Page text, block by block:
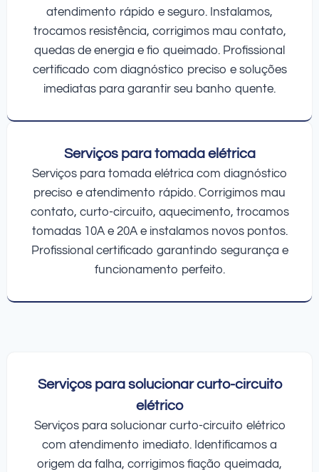
atendimento rápido e seguro. Instalamos,
trocamos resistência, corrigimos mau contato,
quedas de energia e fio queimado. Profissional
certificado com diagnóstico preciso e soluções
imediatas para garantir seu banho quente.
Serviços para tomada elétrica
Serviços para tomada elétrica com diagnóstico
preciso e atendimento rápido. Corrigimos mau
contato, curto-circuito, aquecimento, trocamos
tomadas 10A e 20A e instalamos novos pontos.
Profissional certificado garantindo segurança e
funcionamento perfeito.
Serviços para solucionar curto-circuito
elétrico
Serviços para solucionar curto-circuito elétrico
com atendimento imediato. Identificamos a
origem da falha, corrigimos fiação queimada,